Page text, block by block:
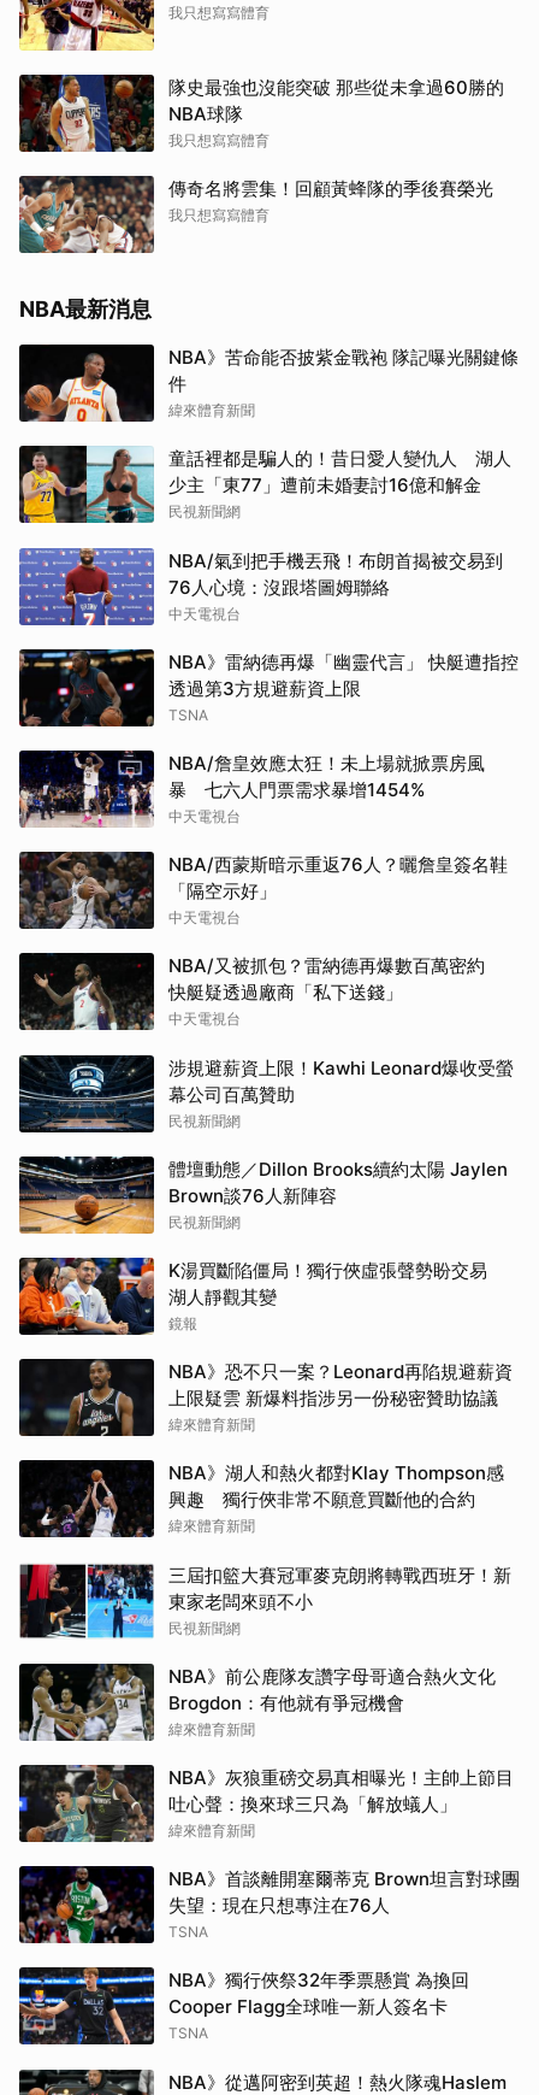
我只想寫寫體育
隊史最強也沒能突破 那些從未拿過60勝的
NBA球隊
我只想寫寫體育
傳奇名將雲集！回顧黃蜂隊的季後賽榮光
我只想寫寫體育
NBA最新消息
NBA》苦命能否披紫金戰袍 隊記曝光關鍵條
件
緯來體育新聞
童話裡都是騙人的！昔日愛人變仇人 湖人
少主「東77」遭前未婚妻討16億和解金
民視新聞網
NBA/氣到把手機丟飛！布朗首揭被交易到
76人心境：沒跟塔圖姆聯絡
中天電視台
NBA》雷納德再爆「幽靈代言」 快艇遭指控
透過第3方規避薪資上限
TSNA
NBA/詹皇效應太狂！未上場就掀票房風
暴 七六人門票需求暴增1454%
中天電視台
NBA/西蒙斯暗示重返76人？曬詹皇簽名鞋
「隔空示好」
中天電視台
NBA/又被抓包？雷納德再爆數百萬密約
快艇疑透過廠商「私下送錢」
中天電視台
涉規避薪資上限！Kawhi Leonard爆收受螢
幕公司百萬贊助
民視新聞網
體壇動態／Dillon Brooks續約太陽 Jaylen
Brown談76人新陣容
民視新聞網
K湯買斷陷僵局！獨行俠虛張聲勢盼交易
湖人靜觀其變
鏡報
NBA》恐不只一案？Leonard再陷規避薪資
上限疑雲 新爆料指涉另一份秘密贊助協議
緯來體育新聞
NBA》湖人和熱火都對Klay Thompson感
興趣 獨行俠非常不願意買斷他的合約
緯來體育新聞
三屆扣籃大賽冠軍麥克朗將轉戰西班牙！新
東家老闆來頭不小
民視新聞網
NBA》前公鹿隊友讚字母哥適合熱火文化
Brogdon：有他就有爭冠機會
緯來體育新聞
NBA》灰狼重磅交易真相曝光！主帥上節目
吐心聲：換來球三只為「解放蟻人」
緯來體育新聞
NBA》首談離開塞爾蒂克 Brown坦言對球團
失望：現在只想專注在76人
TSNA
NBA》獨行俠祭32年季票懸賞 為換回
Cooper Flagg全球唯一新人簽名卡
TSNA
NBA》從邁阿密到英超！熱火隊魂Haslem